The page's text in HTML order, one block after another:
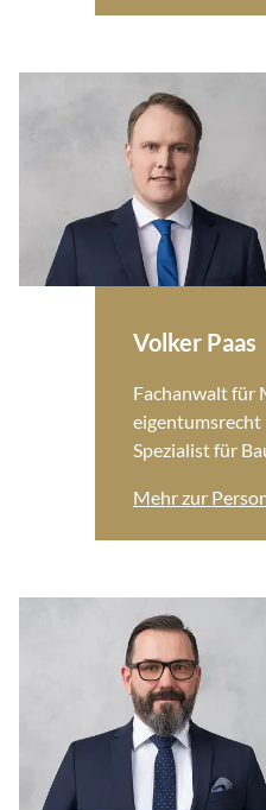
Volker Paas
Fachanwalt für
eigentumsrecht
Spezialist für
Mehr zur